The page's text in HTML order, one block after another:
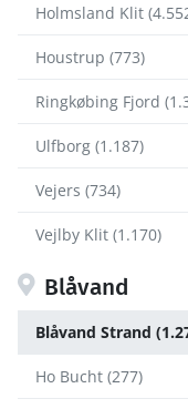
Holmsland Klit
Houstrup (773)
Ringkøbing Fjord
Ulfborg (1.187)
Vejers (734)
Vejlby Klit (1.170)
Blåvand
Blåvand Strand
Ho Bucht (277)